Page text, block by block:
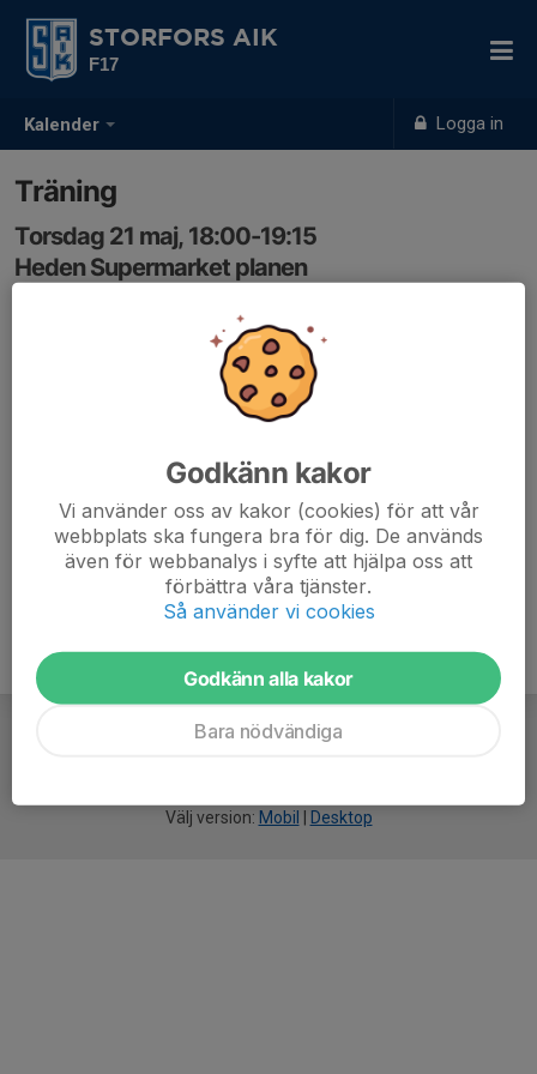
Kalender Logga in
STORFORS AIK
F17
Träning
Torsdag 21 maj, 18:00-19:15
Heden Supermarket planen
Samling: 17:50, Omklädningsrummet
Välj version: Mobil Desktop
Godkänn kakor
Vi använder oss av kakor (cookies) för att vår
webbplats ska fungera bra för dig. De används
även för webbanalys i syfte att hjälpa oss att
förbättra våra tjänster.
Så använder vi cookies
Godkänn alla kakor
Bara nödvändiga